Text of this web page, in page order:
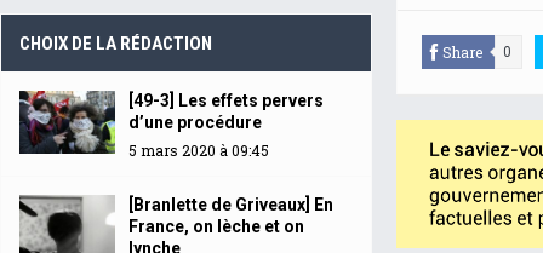
Share 0
CHOIX DE LA RÉDACTION
[49-3] Les effets pervers
d’une procédure
5 mars 2020 à 09:45
[Branlette de Griveaux] En
France, on lèche et on
lynche